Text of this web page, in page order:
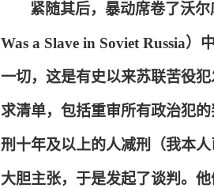
紧随其后，暴动席卷了沃尔
Was a Slave in Soviet Russia）
一切，这是有史以来苏联苦役
求清单，包括重审所有政治犯
刑十年及以上的人减刑（我本
大胆主张，于是发起了谈判。